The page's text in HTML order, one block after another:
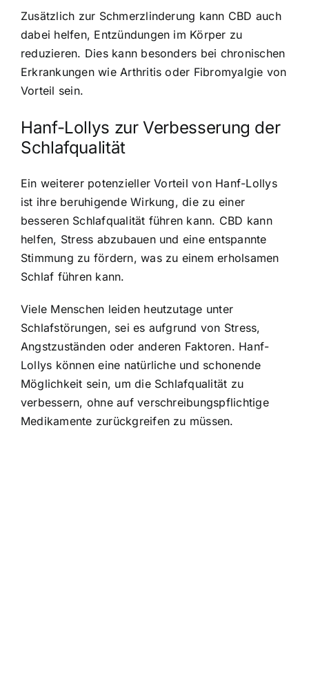
Zusätzlich zur Schmerzlinderung kann CBD auch
dabei helfen, Entzündungen im Körper zu
reduzieren. Dies kann besonders bei chronischen
Erkrankungen wie Arthritis oder Fibromyalgie von
Vorteil sein.
Hanf-Lollys zur Verbesserung der
Schlafqualität
Ein weiterer potenzieller Vorteil von Hanf-Lollys
ist ihre beruhigende Wirkung, die zu einer
besseren Schlafqualität führen kann. CBD kann
helfen, Stress abzubauen und eine entspannte
Stimmung zu fördern, was zu einem erholsamen
Schlaf führen kann.
Viele Menschen leiden heutzutage unter
Schlafstörungen, sei es aufgrund von Stress,
Angstzuständen oder anderen Faktoren. Hanf-
Lollys können eine natürliche und schonende
Möglichkeit sein, um die Schlafqualität zu
verbessern, ohne auf verschreibungspflichtige
Medikamente zurückgreifen zu müssen.